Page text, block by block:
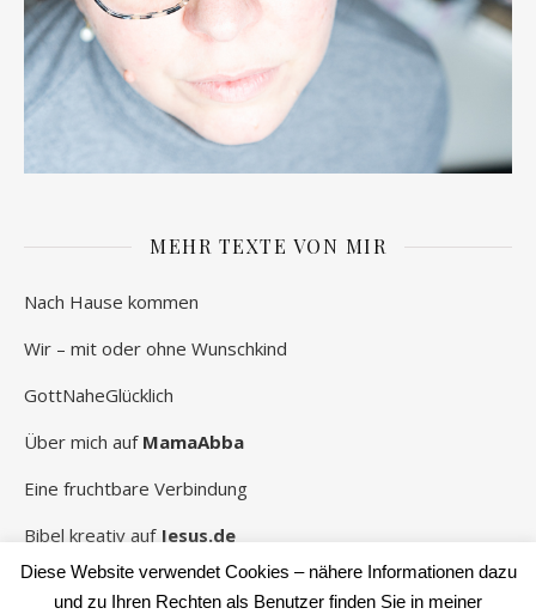
MEHR TEXTE VON MIR
Nach Hause kommen
Wir – mit oder ohne Wunschkind
GottNaheGlücklich
Über mich auf MamaAbba
Eine fruchtbare Verbindung
Bibel kreativ auf Jesus.de
Diese Website verwendet Cookies – nähere Informationen dazu
und zu Ihren Rechten als Benutzer finden Sie in meiner